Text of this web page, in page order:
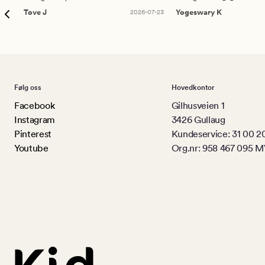
Tove J
2026-07-23
Yogeswary K
Følg oss
Facebook
Instagram
Pinterest
Youtube
Hovedkontor
Gilhusveien 1
3426 Gullaug
Kundeservice: 31 00
Org.nr: 958 467 095